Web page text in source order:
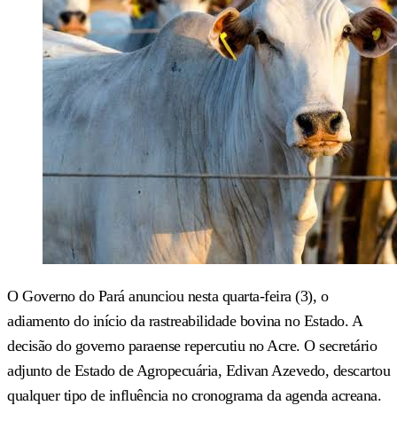
O Governo do Pará anunciou nesta quarta-feira (3), o
adiamento do início da rastreabilidade bovina no Estado. A
decisão do governo paraense repercutiu no Acre. O secretário
adjunto de Estado de Agropecuária, Edivan Azevedo, descartou
qualquer tipo de influência no cronograma da agenda acreana.